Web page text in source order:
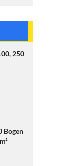
250
Bogen